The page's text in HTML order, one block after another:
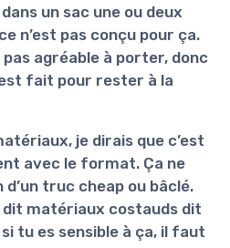
un sac une ou deux
n’est pas conçu pour ça.
pas agréable à porter, donc
fait pour rester à la
je dirais que c’est
avec le format. Ça ne
d’un truc cheap ou bâclé.
matériaux costauds dit
tu es sensible à ça, il faut